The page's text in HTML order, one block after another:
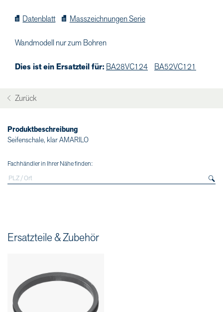
Datenblatt Masszeichnungen Serie
Wandmodell nur zum Bohren
Dies ist ein Ersatzteil für: BA28VC124 BA52VC121
Zurück
Produktbeschreibung
Seifenschale, klar AMARILO
Fachhändler in Ihrer Nähe finden:
Ersatzteile & Zubehör